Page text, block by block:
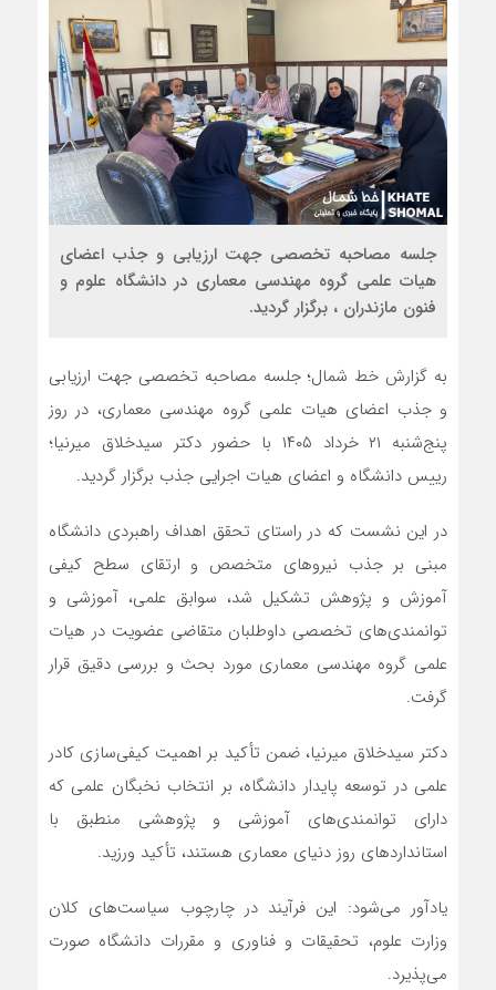
جلسه مصاحبه تخصصی جهت ارزیابی و جذب اعضای
هیات علمی گروه مهندسی معماری در دانشگاه علوم و
فنون مازندران ، برگزار گردید.
به گزارش خط شمال؛ جلسه مصاحبه تخصصی جهت ارزیابی
و جذب اعضای هیات علمی گروه مهندسی معماری، در روز
پنج‌شنبه ۲۱ خرداد ۱۴۰۵ با حضور دکتر سیدخلاق میرنیا؛
رییس دانشگاه و اعضای هیات اجرایی جذب برگزار گردید.
در این نشست که در راستای تحقق اهداف راهبردی دانشگاه
مبنی بر جذب نیروهای متخصص و ارتقای سطح کیفی
آموزش و پژوهش تشکیل شد، سوابق علمی، آموزشی و
توانمندی‌های تخصصی داوطلبان متقاضی عضویت در هیات
علمی گروه مهندسی معماری مورد بحث و بررسی دقیق قرار
گرفت.
دکتر سیدخلاق میرنیا، ضمن تأکید بر اهمیت کیفی‌سازی کادر
علمی در توسعه پایدار دانشگاه، بر انتخاب نخبگان علمی که
دارای توانمندی‌های آموزشی و پژوهشی منطبق با
استانداردهای روز دنیای معماری هستند، تأکید ورزید.
یادآور می‌شود: این فرآیند در چارچوب سیاست‌های کلان
وزارت علوم، تحقیقات و فناوری و مقررات دانشگاه صورت
می‌پذیرد.